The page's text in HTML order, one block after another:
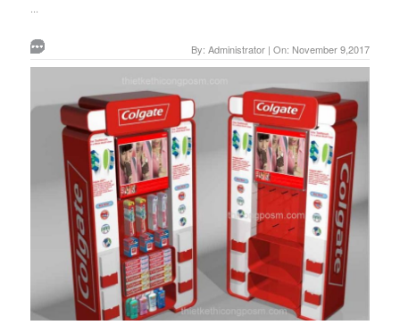
...
By: Administrator | On: November 9,2017